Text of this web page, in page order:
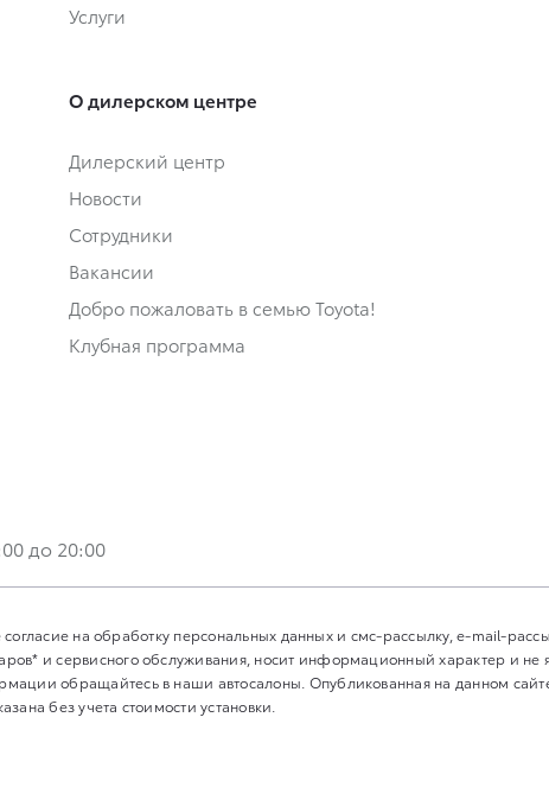
Услуги
О дилерском центре
Дилерский центр
Новости
Сотрудники
Вакансии
Добро пожаловать в семью Toyota!
Клубная программа
до 20:00
на обработку персональных данных и смс-рассылку, e-mail-
и сервисного обслуживания, носит информационный характер и не
обращайтесь в наши автосалоны. Опубликованная на данном
без учета стоимости установки.